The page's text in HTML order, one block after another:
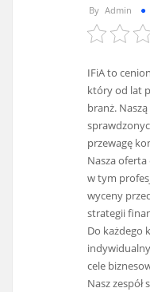
By Admin
IFiA to
który od lat
branż.
przewagę
Nasza
w tym
wyceny
strategii
Do każdego
cele
Nasz